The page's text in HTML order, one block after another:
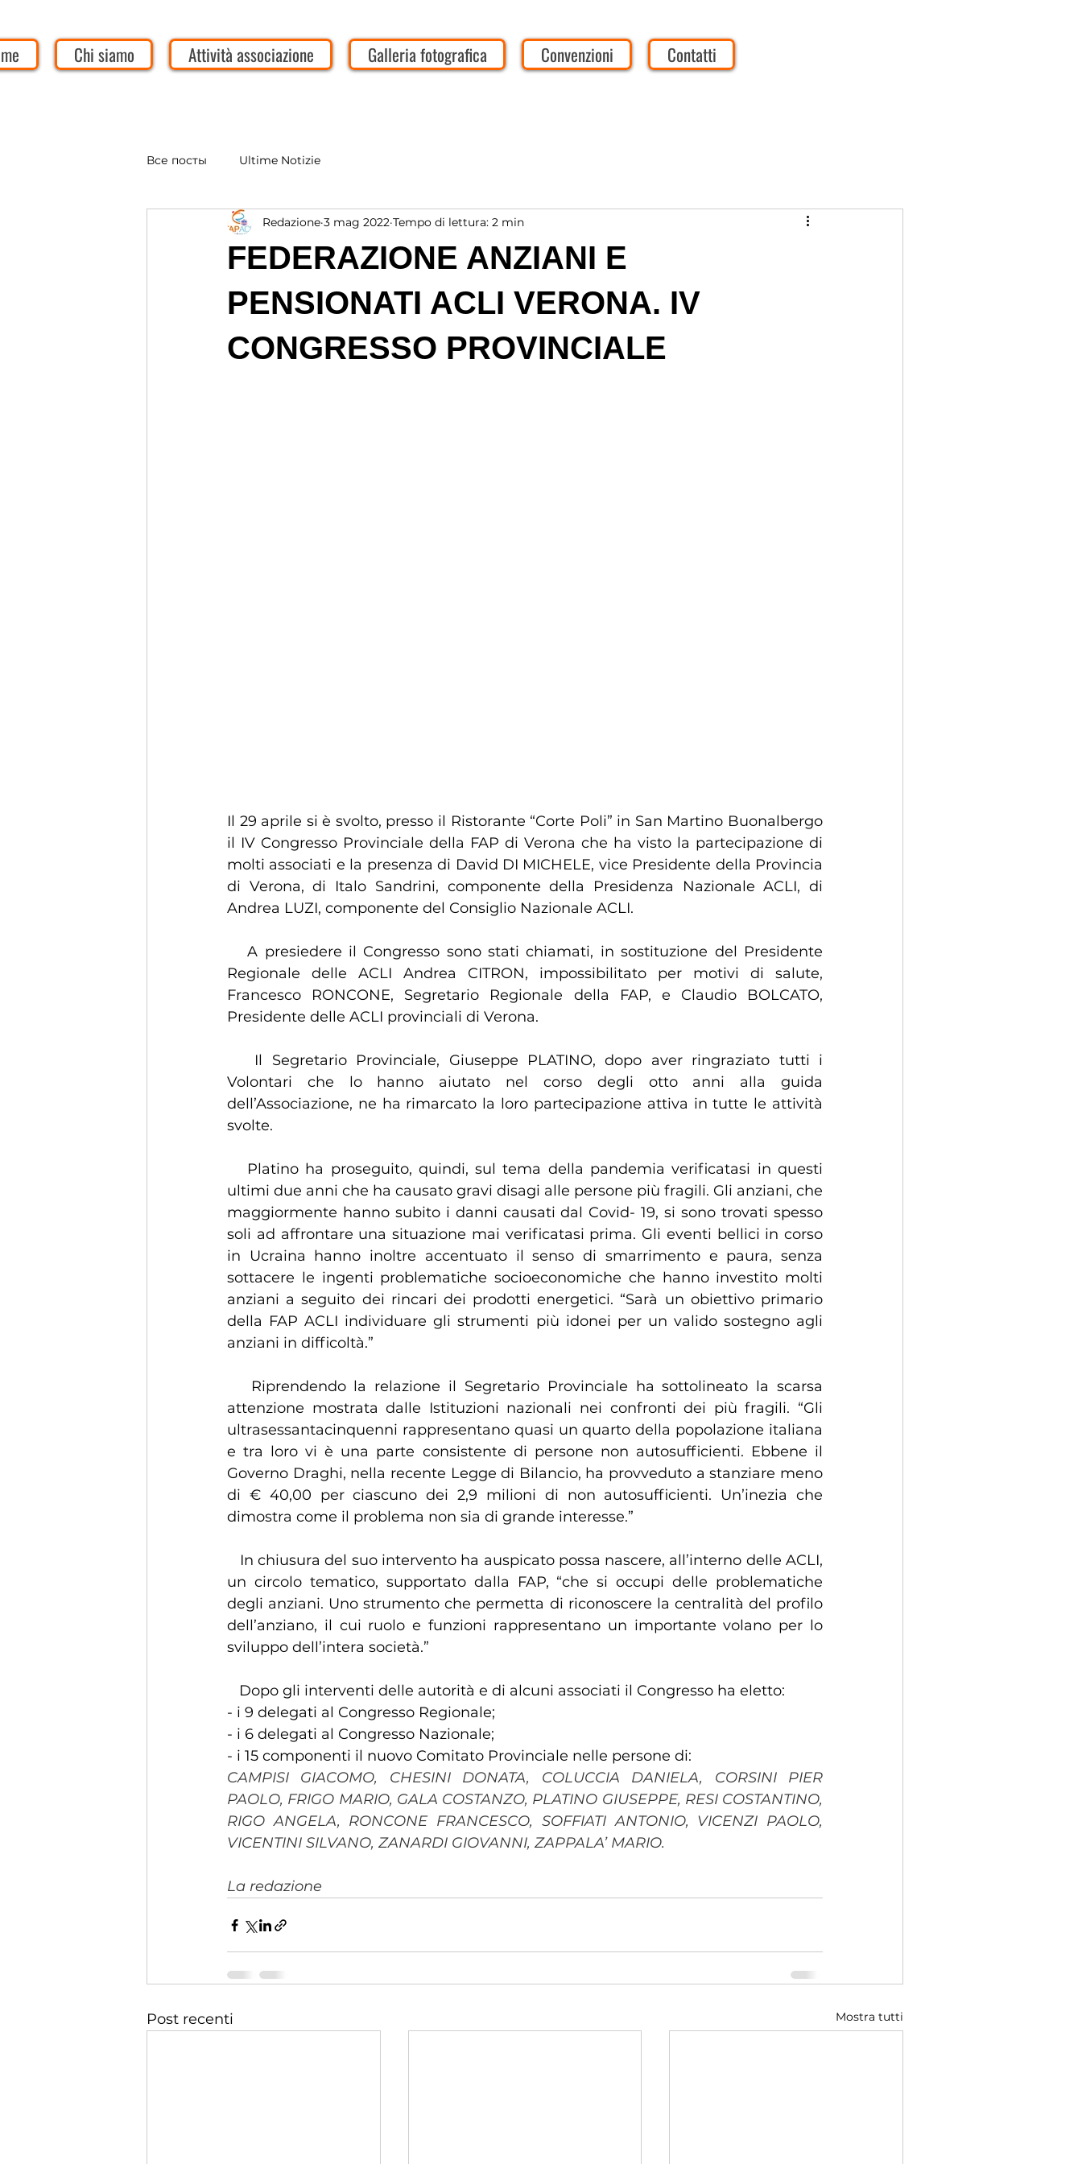
Chi siamo Attività associazione Galleria fotografica Convenzioni Contatti
Все посты Ultime Notizie
FEDERAZIONE ANZIANI E
PENSIONATI ACLI VERONA. IV
CONGRESSO PROVINCIALE
Redazione 3 mag 2022 Tempo di lettura: 2 min
Il 29 aprile si è svolto, presso il Ristorante “Corte Poli” in San Martino Buonalbergo
il IV Congresso Provinciale della FAP di Verona che ha visto la partecipazione di
molti associati e la presenza di David DI MICHELE, vice Presidente della Provincia
di Verona, di Italo Sandrini, componente della Presidenza Nazionale ACLI, di
Andrea LUZI, componente del Consiglio Nazionale ACLI.
   A presiedere il Congresso sono stati chiamati, in sostituzione del Presidente
Regionale delle ACLI Andrea CITRON, impossibilitato per motivi di salute,
Francesco RONCONE, Segretario Regionale della FAP, e Claudio BOLCATO,
Presidente delle ACLI provinciali di Verona.
Volontari che lo hanno aiutato nel corso degli otto anni alla guida
dell’Associazione, ne ha rimarcato la loro partecipazione attiva in tutte le attività
svolte.
ultimi due anni che ha causato gravi disagi alle persone più fragili. Gli anziani, che
maggiormente hanno subito i danni causati dal Covid- 19, si sono trovati spesso
soli ad affrontare una situazione mai verificatasi prima. Gli eventi bellici in corso
in Ucraina hanno inoltre accentuato il senso di smarrimento e paura, senza
sottacere le ingenti problematiche socioeconomiche che hanno investito molti
anziani a seguito dei rincari dei prodotti energetici. “Sarà un obiettivo primario
della FAP ACLI individuare gli strumenti più idonei per un valido sostegno agli
anziani in difficoltà.”
attenzione mostrata dalle Istituzioni nazionali nei confronti dei più fragili. “Gli
ultrasessantacinquenni rappresentano quasi un quarto della popolazione italiana
e tra loro vi è una parte consistente di persone non autosufficienti. Ebbene il
Governo Draghi, nella recente Legge di Bilancio, ha provveduto a stanziare meno
di € 40,00 per ciascuno dei 2,9 milioni di non autosufficienti. Un’inezia che
dimostra come il problema non sia di grande interesse.”
un circolo tematico, supportato dalla FAP, “che si occupi delle problematiche
degli anziani. Uno strumento che permetta di riconoscere la centralità del profilo
dell’anziano, il cui ruolo e funzioni rappresentano un importante volano per lo
sviluppo dell’intera società.”
   Dopo gli interventi delle autorità e di alcuni associati il Congresso ha eletto:
- i 9 delegati al Congresso Regionale;
- i 6 delegati al Congresso Nazionale;
- i 15 componenti il nuovo Comitato Provinciale nelle persone di:
CAMPISI GIACOMO, CHESINI DONATA, COLUCCIA DANIELA, CORSINI PIER
PAOLO, FRIGO MARIO, GALA COSTANZO, PLATINO GIUSEPPE, RESI COSTANTINO,
RIGO ANGELA, RONCONE FRANCESCO, SOFFIATI ANTONIO, VICENZI PAOLO,
VICENTINI SILVANO, ZANARDI GIOVANNI, ZAPPALA’ MARIO.
La redazione
Post recenti Mostra tutti